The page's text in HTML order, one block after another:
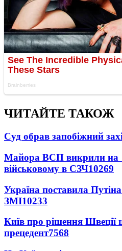
ЧИТАЙТЕ ТАКОЖ
Суд обрав запобіжний
Майора ВСП викрили на
військовому в СЗЧ10269
Україна поставила
ЗМІ10233
Київ про рішення Швеції
прецедент7568